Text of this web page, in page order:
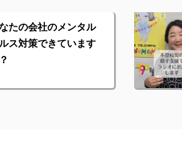
たの会社のメンタル
ス対策できています